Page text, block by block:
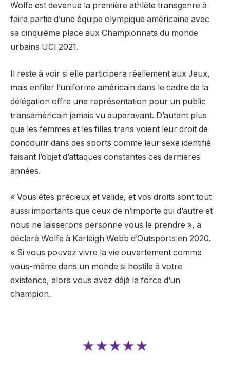
Wolfe est devenue la première athlète transgenre à
faire partie d’une équipe olympique américaine avec
sa cinquième place aux Championnats du monde
urbains UCI 2021.
Il reste à voir si elle participera réellement aux Jeux,
mais enfiler l’uniforme américain dans le cadre de la
délégation offre une représentation pour un public
transaméricain jamais vu auparavant. D’autant plus
que les femmes et les filles trans voient leur droit de
concourir dans des sports comme leur sexe identifié
faisant l’objet d’attaques constantes ces dernières
années.
« Vous êtes précieux et valide, et vos droits sont tout
aussi importants que ceux de n’importe qui d’autre et
nous ne laisserons personne vous le prendre », a
déclaré Wolfe à Karleigh Webb d’Outsports en 2020.
« Si vous pouvez vivre la vie ouvertement comme
vous-même dans un monde si hostile à votre
existence, alors vous avez déjà la force d’un
champion.
★★★★★